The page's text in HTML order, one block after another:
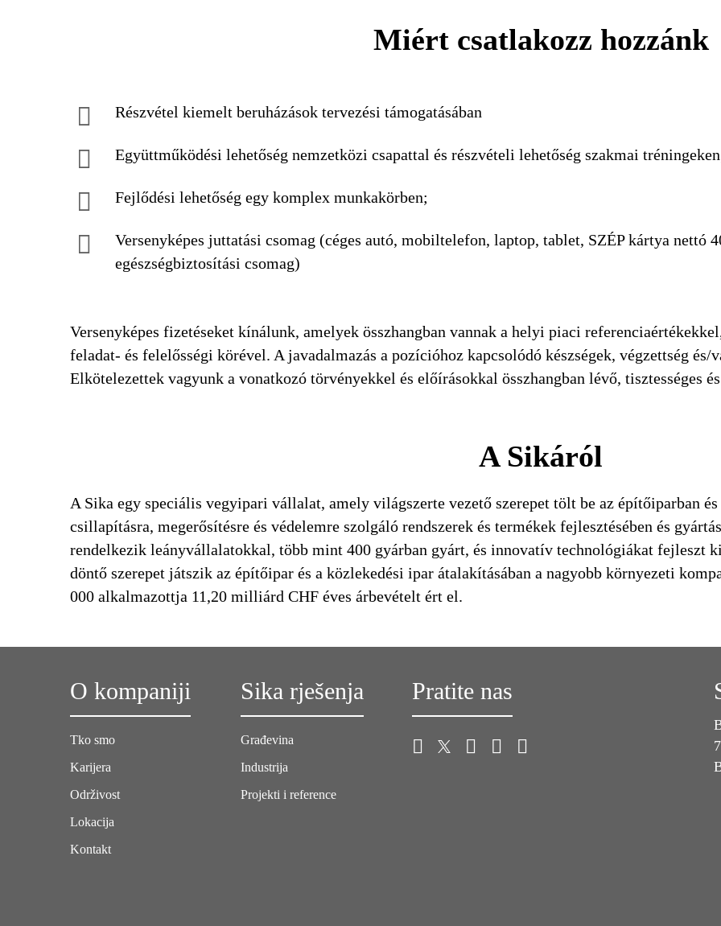
Miért csatlakozz hozzánk
Részvétel kiemelt beruházások tervezési támogatásában
Együttműködési lehetőség nemzetközi csapattal és részvételi lehetőség szakmai
Fejlődési lehetőség egy komplex munkakörben;
Versenyképes juttatási csomag (céges autó, mobiltelefon, laptop, tablet, SZÉP kártya nettó
egészségbiztosítási csomag)
Versenyképes fizetéseket kínálunk, amelyek összhangban vannak a helyi piaci
feladat- és felelősségi körével. A javadalmazás a pozícióhoz kapcsolódó készségek, végzettség és/
Elkötelezettek vagyunk a vonatkozó törvényekkel és előírásokkal összhangban lévő, tisztességes
A Sikáról
A Sika egy speciális vegyipari vállalat, amely világszerte vezető szerepet tölt be az építőiparban
csillapításra, megerősítésre és védelemre szolgáló rendszerek és termékek fejlesztésében és
rendelkezik leányvállalatokkal, több mint 400 gyárban gyárt, és innovatív technológiákat fejleszt
döntő szerepet játszik az építőipar és a közlekedési ipar átalakításában a nagyobb környezeti
000 alkalmazottja 11,20 milliárd CHF éves árbevételt ért el.
O kompaniji
Tko smo
Karijera
Održivost
Lokacija
Kontakt
Sika rješenja
Građevina
Industrija
Projekti i reference
Pratite nas